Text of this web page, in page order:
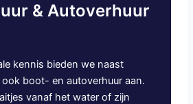
& Autoverhuur
kennis bieden we naast
boot- en autoverhuur aan.
vanaf het water of zijn